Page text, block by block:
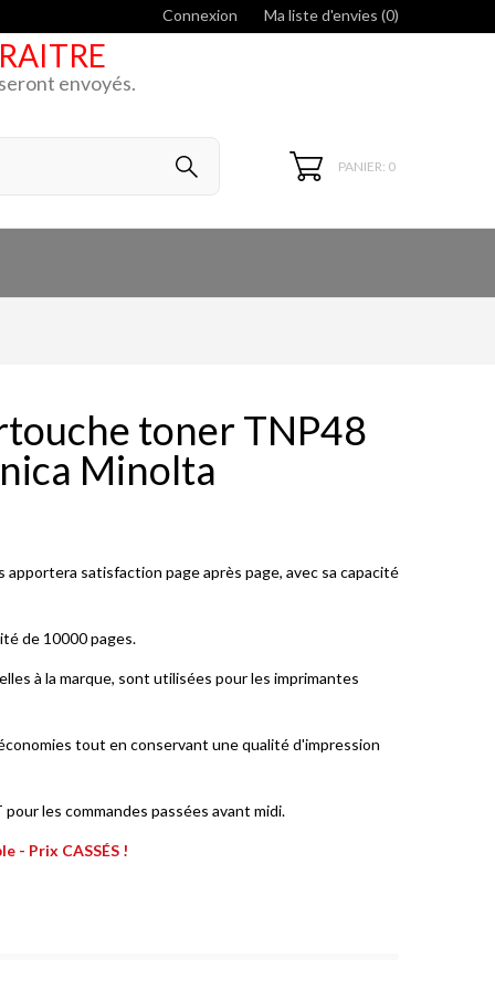
Connexion Ma liste d'envies (0)
envoyés.
PANIER: 0
toner TNP48
Minolta
satisfaction page après page, avec sa capacité
de 10000 pages.
à la marque, sont utilisées pour les imprimantes
tout en conservant une qualité d'impression
les commandes passées avant midi.
- Prix CASSÉS !